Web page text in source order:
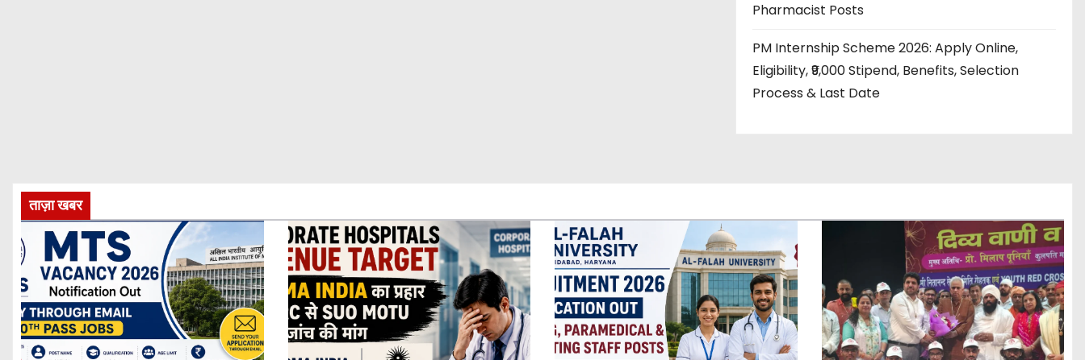
Pharmacist Posts
PM Internship Scheme 2026: Apply Online,
Eligibility, ₹9,000 Stipend, Benefits, Selection
Process & Last Date
ताज़ा खबर